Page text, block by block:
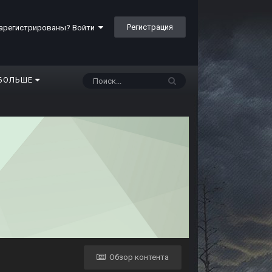
Войти Регистрация
Обзор контента